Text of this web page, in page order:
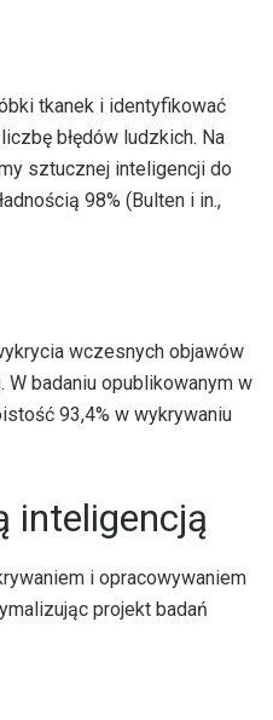
tkanek i identyfikować
błędów ludzkich. Na
sztucznej inteligencji do
98% (Bulten i in.,
wczesnych objawów
badaniu opublikowanym w
93,4% w wykrywaniu
inteligencją
i opracowywaniem
projekt badań